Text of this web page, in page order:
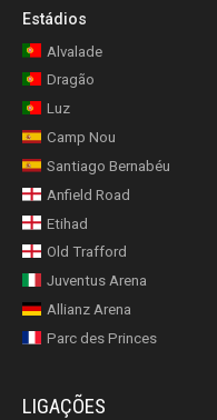
Estádios
Alvalade
Dragão
Luz
Camp Nou
Santiago Bernabéu
Anfield Road
Etihad
Old Trafford
Juventus Arena
Allianz Arena
Parc des Princes
LIGAÇÕES